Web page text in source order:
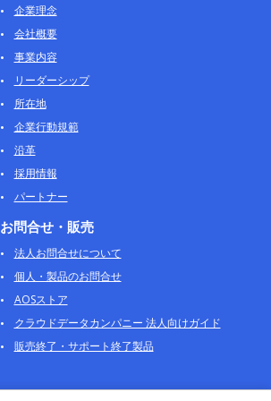
企業理念
会社概要
事業内容
リーダーシップ
所在地
企業行動規範
沿革
採用情報
パートナー
お問合せ・販売
法人お問合せについて
個人・製品のお問合せ
AOSストア
クラウドデータカンパニー 法人向けガイド
販売終了・サポート終了製品